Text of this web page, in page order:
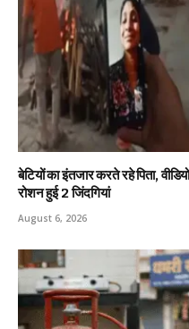
बेटियों का इंतजार करते रहे पिता,
रोशन हुई 2 जिंदगियां
August 6, 2026